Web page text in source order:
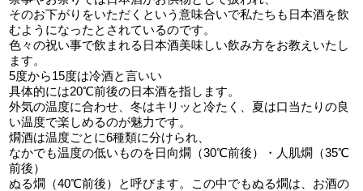
そのお下がりをいただくという意味合いで私たちも日本酒を飲
むようになったとされているのです。
色々の祝い事で飲まれる日本酒美味しい飲み方をお教えいたし
ます。
5度から15度は冷酒と言いい
具体的には20℃前後の日本酒を指します。
外気の温度に合わせ、冬はキリッと冷たく、夏は口当たりの良
い温度で楽しめるのが魅力です。
燗酒は温度ごとに6種類に分けられ、
なかでも温度の低いものを日向燗（30℃前後）・人肌燗（35℃
前後）
ぬる燗（40℃前後）と呼びます。この中でもぬる燗は、お酒の